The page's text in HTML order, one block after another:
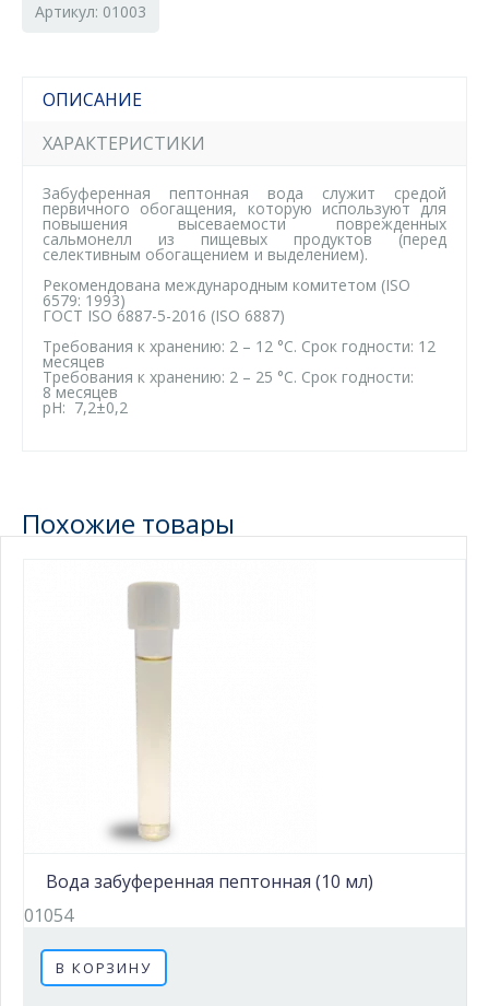
Артикул: 01003
ОПИСАНИЕ
ХАРАКТЕРИСТИКИ
Забуференная пептонная вода служит средой
первичного обогащения, которую используют для
повышения высеваемости поврежденных
сальмонелл из пищевых продуктов (перед
селективным обогащением и выделением).
Рекомендована международным комитетом (ISO
6579: 1993)
ГОСТ ISO 6887-5-2016 (ISO 6887)
Требования к хранению: 2 – 12 °C. Срок годности: 12
месяцев
Требования к хранению: 2 – 25 °C. Срок годности:
8 месяцев
рН: 7,2±0,2
Похожие товары
Вода забуференная пептонная (10 мл)
01054
В КОРЗИНУ